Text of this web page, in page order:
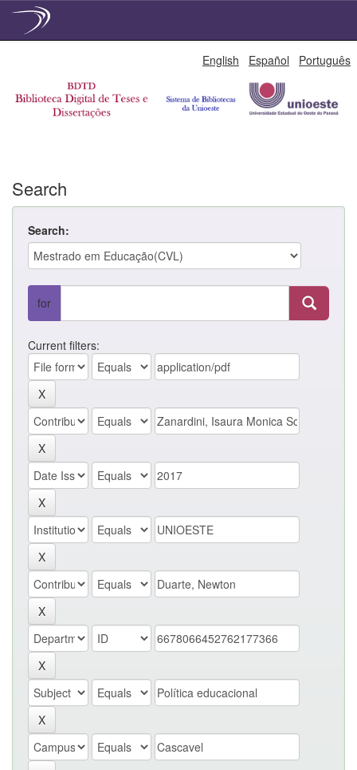
English Español Português
Search
Search:
for
Current filters: